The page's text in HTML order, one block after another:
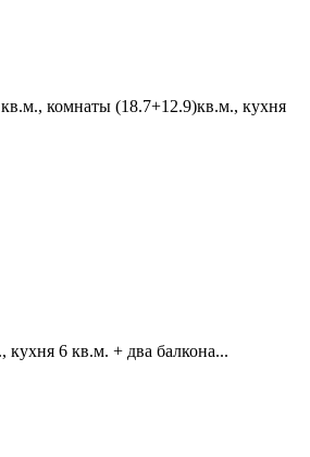
комнаты (18.7+12.9)кв.м., кухня
6 кв.м. + два балкона...